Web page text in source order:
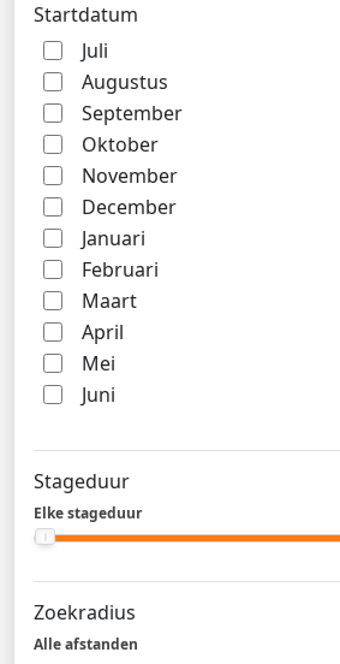
Startdatum
Juli
Augustus
September
Oktober
November
December
Januari
Februari
Maart
April
Mei
Juni
Stageduur
Elke stageduur
Zoekradius
Alle afstanden